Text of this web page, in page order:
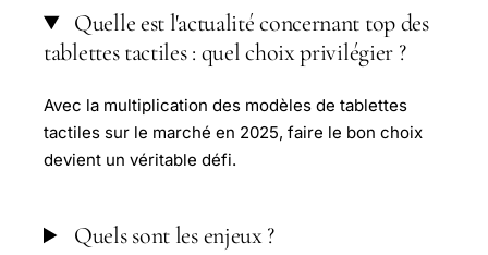
Quelle est l'actualité concernant top des
tablettes tactiles : quel choix privilégier ?
Avec la multiplication des modèles de tablettes
tactiles sur le marché en 2025, faire le bon choix
devient un véritable défi.
Quels sont les enjeux ?